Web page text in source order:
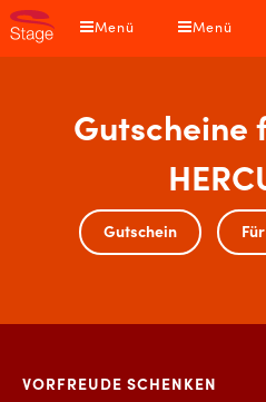
Direkt
zum
Menü Menü
Gutscheine
Gutschein
VORFREUDE SCHENKEN